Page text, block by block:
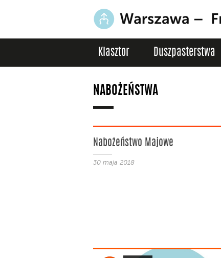
Klasztor Duszpasterstwa
NABOŻEŃSTWA
Nabożeństwo Majowe
30 maja 2018